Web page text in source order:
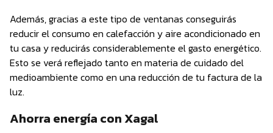
Además, gracias a este tipo de ventanas conseguirás
reducir el consumo en calefacción y aire acondicionado en
tu casa y reducirás considerablemente el gasto energético.
Esto se verá reflejado tanto en materia de cuidado del
medioambiente como en una reducción de tu factura de la
luz.
Ahorra energía con Xagal